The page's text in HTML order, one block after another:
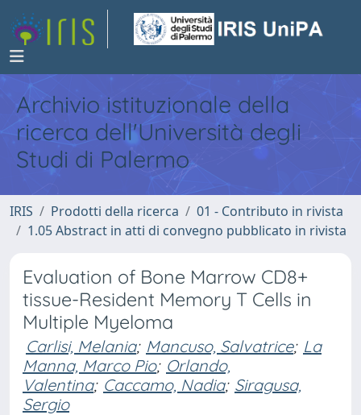
Archivio istituzionale della
ricerca dell'Università degli
Studi di Palermo
IRIS Prodotti della ricerca
01 - Contributo in rivista
1.05 Abstract in atti di convegno pubblicato in rivista
Evaluation of Bone Marrow CD8+
tissue-Resident Memory T Cells in
Multiple Myeloma
Carlisi, Melania; Mancuso, Salvatrice; La
Manna, Marco Pio; Orlando,
Valentina; Caccamo, Nadia; Siragusa,
Sergio